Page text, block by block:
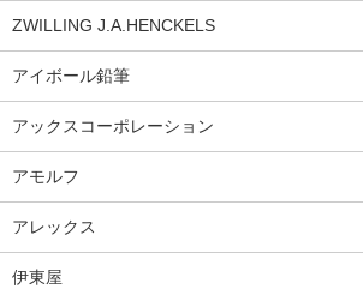
ZWILLING J.A.HENCKELS
アイボール鉛筆
アックスコーポレーション
アモルフ
アレックス
伊東屋